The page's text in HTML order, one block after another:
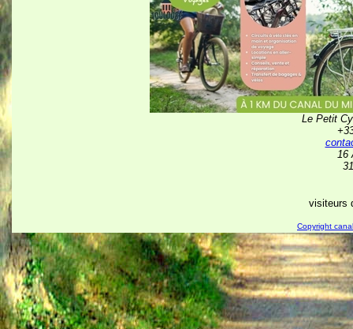
Le Petit
16
visiteurs
Copyright